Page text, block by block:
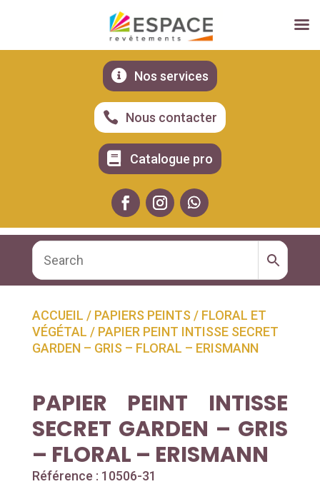
 Nos services
 Nous contacter
 Catalogue pro
ACCUEIL / PAPIERS PEINTS / FLORAL ET
VÉGÉTAL / PAPIER PEINT INTISSE SECRET
GARDEN – GRIS – FLORAL – ERISMANN
PAPIER PEINT INTISSE
SECRET GARDEN – GRIS
– FLORAL – ERISMANN
Référence : 10506-31